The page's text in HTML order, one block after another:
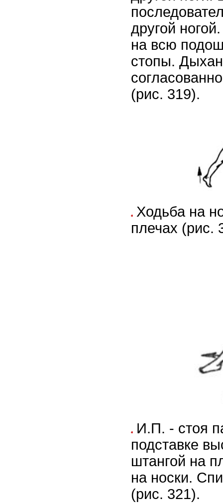
другой
на всю
стопы.
(рис. 319).
Ходьба на
плечах (рис.
И.П. - стоя
подставке
штангой на
на носки.
(рис. 321).